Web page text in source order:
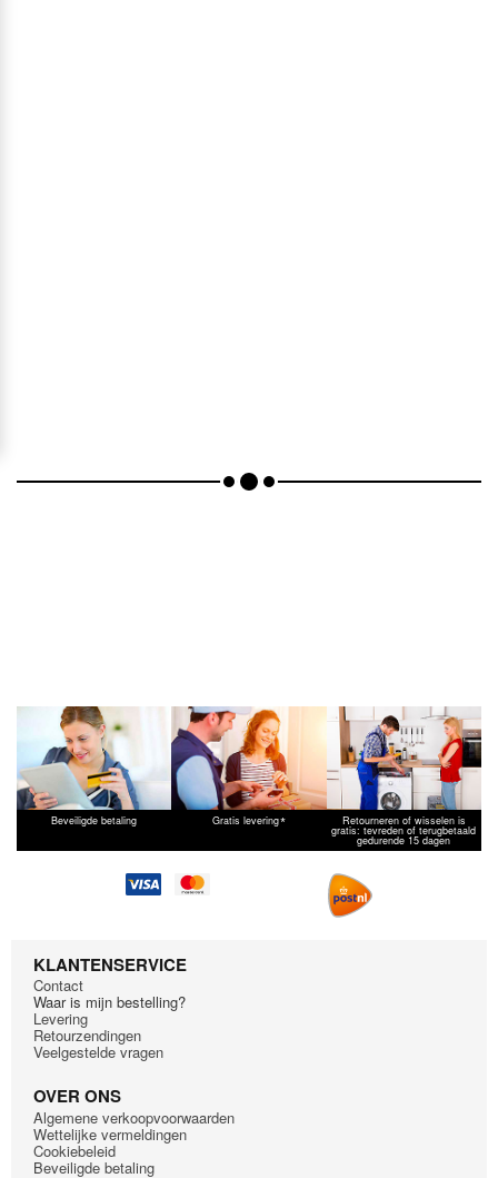
Beveiligde betaling Gratis levering* Retourneren of wisselen is
gratis: tevreden of terugbetaald
gedurende 15 dagen
KLANTENSERVICE
Contact
Waar is mijn bestelling?
Levering
Retourzendingen
Veelgestelde vragen
OVER ONS
Algemene verkoopvoorwaarden
Wettelijke vermeldingen
Cookiebeleid
Beveiligde betaling